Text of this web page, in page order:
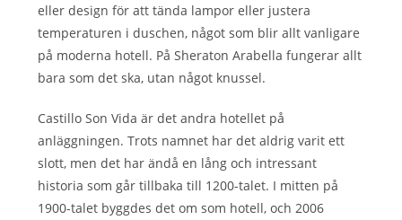
eller design för att tända lampor eller justera
temperaturen i duschen, något som blir allt vanligare
på moderna hotell. På Sheraton Arabella fungerar allt
bara som det ska, utan något knussel.
Castillo Son Vida är det andra hotellet på
anläggningen. Trots namnet har det aldrig varit ett
slott, men det har ändå en lång och intressant
historia som går tillbaka till 1200-talet. I mitten på
1900-talet byggdes det om som hotell, och 2006